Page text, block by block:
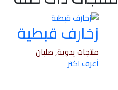
زخارف قبطية
منتجات يدوية, صلبان
أعرف اكتر